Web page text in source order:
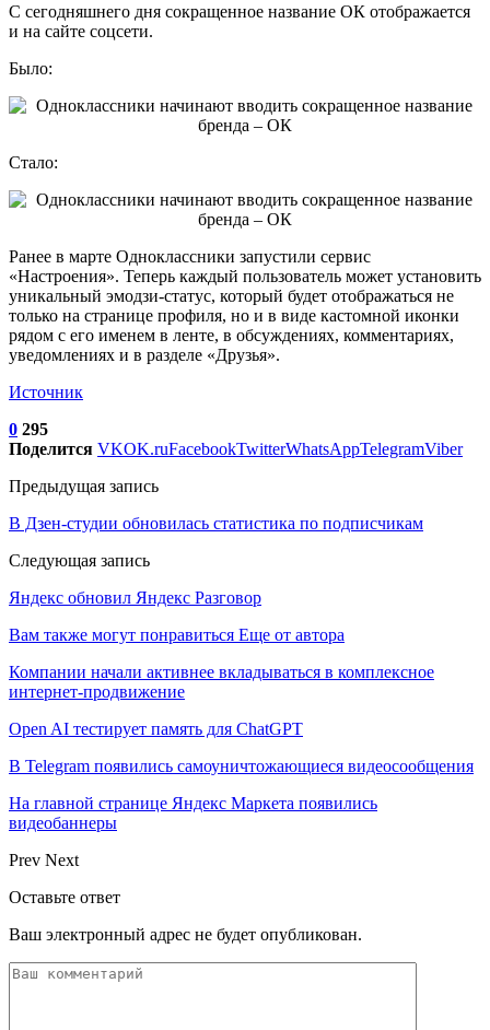
С сегодняшнего дня сокращенное название ОК отображается
и на сайте соцсети.
Было:
Стало:
Ранее в марте Одноклассники запустили сервис
«Настроения». Теперь каждый пользователь может установить
уникальный эмодзи-статус, который будет отображаться не
только на странице профиля, но и в виде кастомной иконки
рядом с его именем в ленте, в обсуждениях, комментариях,
уведомлениях и в разделе «Друзья».
Источник
0 295
Поделится VKOK.ruFacebookTwitterWhatsAppTelegramViber
Предыдущая запись
В Дзен-студии обновилась статистика по подписчикам
Следующая запись
Яндекс обновил Яндекс Разговор
Вам также могут понравиться Еще от автора
Компании начали активнее вкладываться в комплексное
интернет-продвижение
Open AI тестирует память для ChatGPT
В Telegram появились самоуничтожающиеся видеосообщения
На главной странице Яндекс Маркета появились
видеобаннеры
Prev Next
Оставьте ответ
Ваш электронный адрес не будет опубликован.